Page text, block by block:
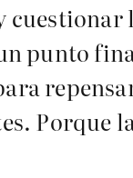
punto
Porque